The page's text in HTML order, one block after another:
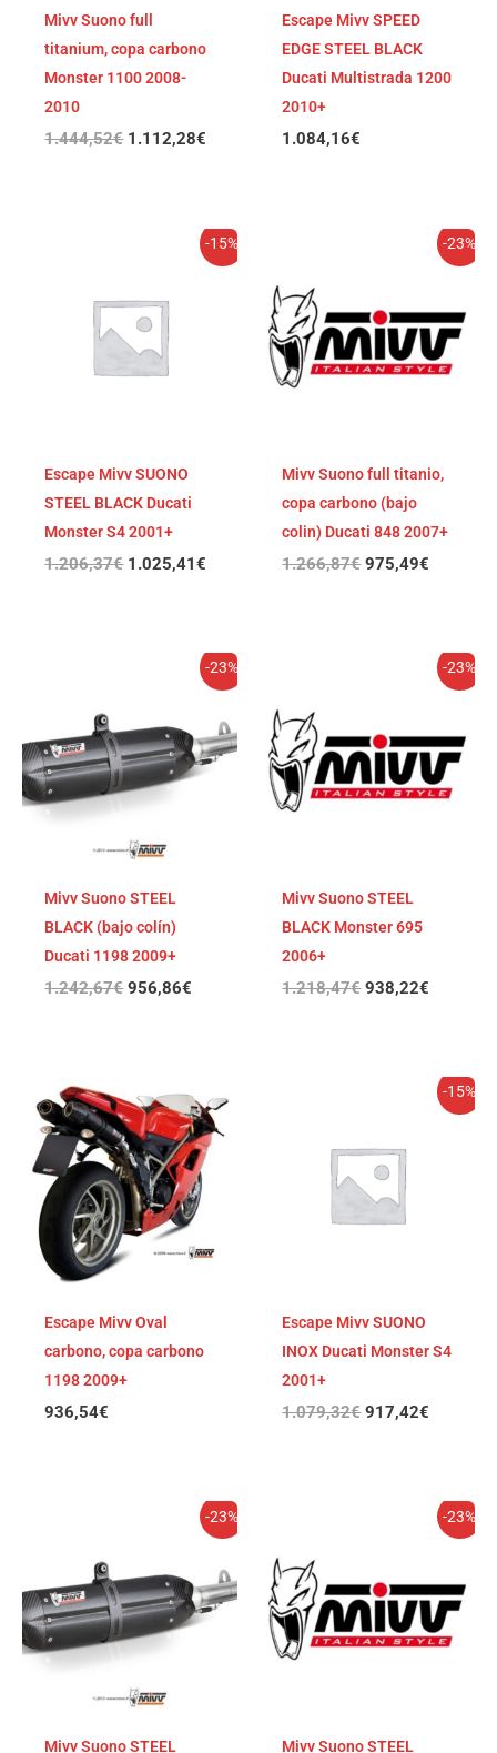
Mivv Suono full
titanium, copa carbono
Monster 1100 2008-
2010
1.444,52€ 1.112,28€
Escape Mivv SPEED
EDGE STEEL BLACK
Ducati Multistrada 1200
2010+
1.084,16€
-15%
Escape Mivv SUONO
STEEL BLACK Ducati
Monster S4 2001+
1.206,37€
era:
1.206,37€.
1.025,41€
El
precio
1.025,41€.
-23%
Mivv Suono full titanio,
copa carbono (bajo
colin) Ducati 848 2007+
1.266,87€
1.266,87€.
975,49€
El
precio
975,49€.
-23%
Mivv Suono STEEL
BLACK (bajo colín)
Ducati 1198 2009+
1.242,67€
era:
1.242,67€.
956,86€
El
precio
956,86€.
-23%
Mivv Suono STEEL
BLACK Monster 695
2006+
1.218,47€
1.218,47€.
938,22€
El
precio
938,22€.
Escape Mivv Oval
carbono, copa carbono
1198 2009+
936,54€
-15%
Escape Mivv SUONO
INOX Ducati Monster S4
2001+
1.079,32€
era:
1.079,32€.
917,42€
El
precio
-23%
Mivv Suono STEEL
era:
1.182,99€.
El
precio
910,90€.
-23%
Mivv Suono STEEL
1.182,99€.
El
precio
910,90€.